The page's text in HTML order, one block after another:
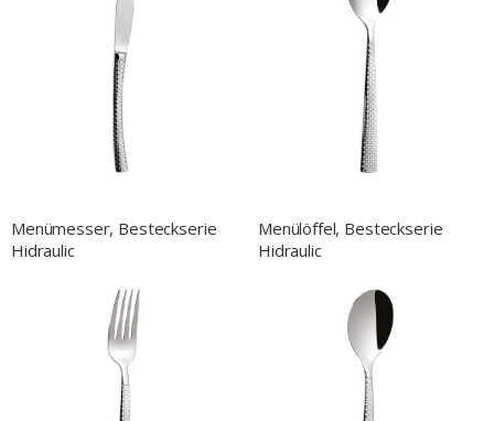
Menümesser, Besteckserie
Hidraulic
Menülöffel, Besteckserie
Hidraulic